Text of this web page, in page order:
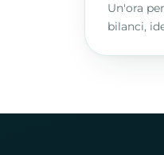
Un'ora
bilanci,